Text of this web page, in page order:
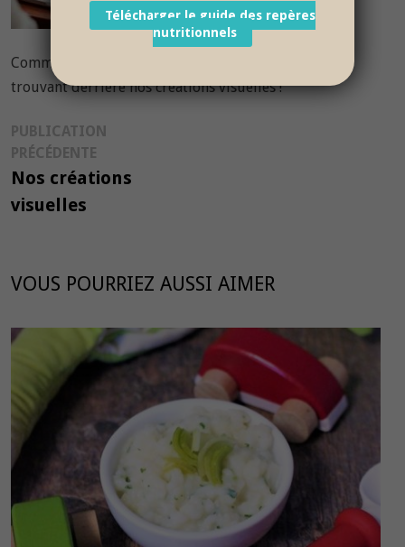
Comme des Papas vous présente la personne se
trouvant derrière nos créations visuelles !
Navigation
de
l’article
PUBLICATION
PRÉCÉDENTE
précédente :
Nos créations
visuelles
VOUS POURRIEZ AUSSI AIMER
Télécharger le guide des repères
nutritionnels